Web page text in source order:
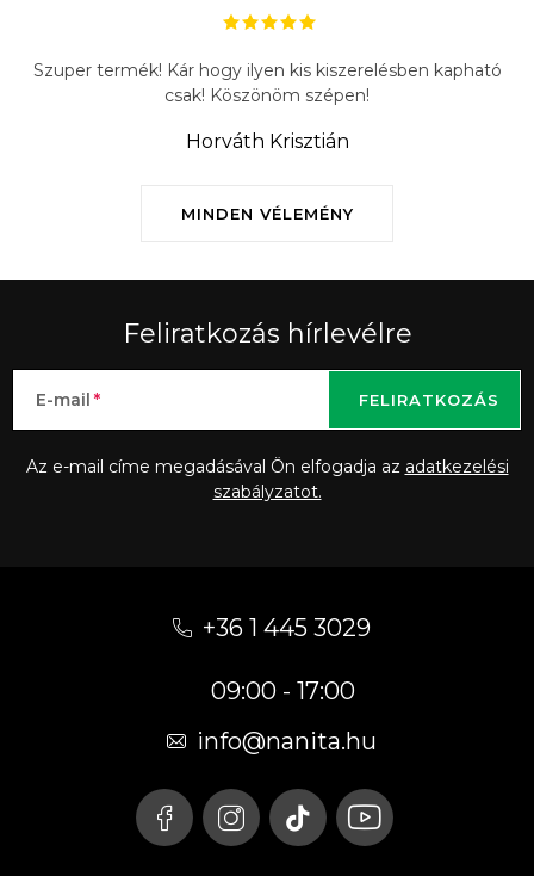
MINDEN VÉLEMÉNY
Szuper termék! Kár hogy ilyen kis kiszerelésben kapható
csak! Köszönöm szépen!
Horváth Krisztián
Feliratkozás hírlevélre
E-mail
Az e-mail címe megadásával Ön elfogadja az adatkezelési
szabályzatot.
FELIRATKOZÁS
+36 1 445 3029
09:00 - 17:00
info@nanita.hu